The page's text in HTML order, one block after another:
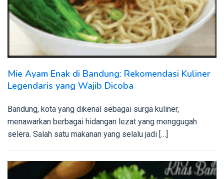
Mie Ayam Enak di Bandung: Rekomendasi Kuliner
Legendaris yang Wajib Dicoba
Bandung, kota yang dikenal sebagai surga kuliner,
menawarkan berbagai hidangan lezat yang menggugah
selera. Salah satu makanan yang selalu jadi […]